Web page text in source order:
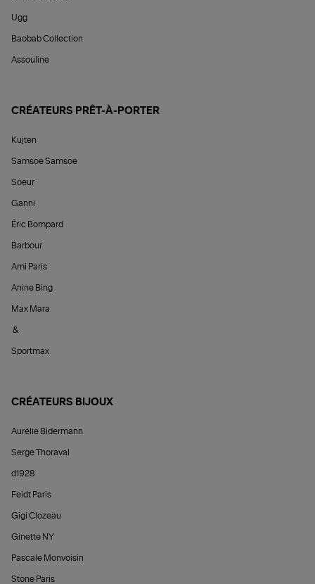
Ugg
Baobab Collection
Assouline
CRÉATEURS PRÊT-À-PORTER
Kujten
Samsoe Samsoe
Soeur
Ganni
Éric Bompard
Barbour
Ami Paris
Anine Bing
Max Mara
&
Sportmax
CRÉATEURS BIJOUX
Aurélie Bidermann
Serge Thoraval
d1928
Feidt Paris
Gigi Clozeau
Ginette NY
Pascale Monvoisin
Stone Paris